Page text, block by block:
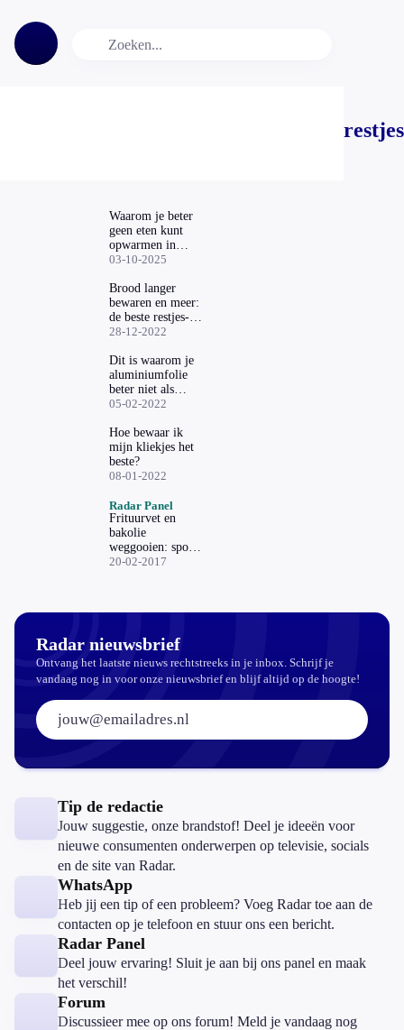
restjes
Waarom je beter
geen eten kunt
opwarmen in
plastic bakjes
03-10-2025
Brood langer
bewaren en meer:
de beste restjes-
tips van 2022 op
28-12-2022
Dit is waarom je
aluminiumfolie
beter niet als
verpakkingsmiddel
gebruiken
05-02-2022
Hoe bewaar ik
mijn kliekjes het
beste?
08-01-2022
Radar Panel
Frituurvet en
bakolie
weggooien: spoel
ook kleine restjes
20-02-2017
Radar nieuwsbrief
Ontvang het laatste nieuws rechtstreeks in je inbox. Schrijf je
vandaag nog in voor onze nieuwsbrief en blijf altijd op de hoogte!
E-mailadres:
Tip de redactie
Jouw suggestie, onze brandstof! Deel je ideeën voor
nieuwe consumenten onderwerpen op televisie, socials
en de site van Radar.
WhatsApp
Heb jij een tip of een probleem? Voeg Radar toe aan de
contacten op je telefoon en stuur ons een bericht.
Radar Panel
Deel jouw ervaring! Sluit je aan bij ons panel en maak
het verschil!
Forum
Discussieer mee op ons forum! Meld je vandaag nog